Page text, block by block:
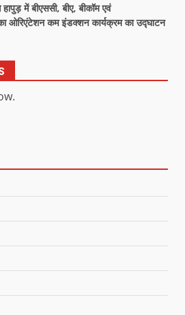
में बीएससी, बीए, बीकॉम एवं
ओरिएंटेशन कम इंडक्शन कार्यक्रम का उद्घाटन